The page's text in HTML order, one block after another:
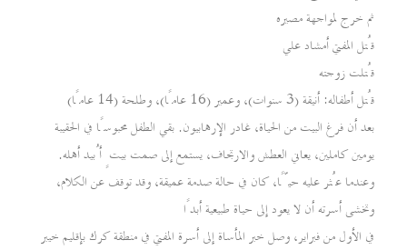
ثم خرج لمواجهة مصيره
قُتل المفتي أمشاد علي
قُتلت زوجته
قُتل أطفاله: أنيقة (3 سنوات)، وعمير (16 عامًا)، وطلحة (14 عامًا)
بعد أن فرغ البيت من الحياة، غادر الإرهابيون. بقي الطفل محبوسًا في الحقيبة
يومين كاملين، يعاني العطش والارتجاف، يستمع إلى صمت بيتٍ أُبيد أهله.
وعندما عُثر عليه حيًّا، كان في حالة صدمة عميقة، وقد توقف عن الكلام،
وتخشى أسرته أن لا يعود إلى حياة طبيعية أبدًا
في الأول من فبراير، وصل خبر المأساة إلى أسرة المفتي في منطقة كرك بإقليم خيبر